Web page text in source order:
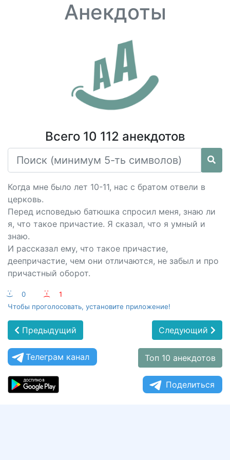
Анекдоты
Всего 10 112 анекдотов
Когда мне было лет 10-11, нас с братом отвели в
церковь.
Перед исповедью батюшка спросил меня, знаю ли
я, что такое причастие. Я сказал, что я умный и
знаю.
И рассказал ему, что такое причастие,
деепричастие, чем они отличаются, не забыл и про
причастный оборот.
:-) 0 :-(
1
Чтобы проголосовать, установите приложение!
Предыдущий Следующий
Телеграм канал Топ 10 анекдотов
Поделиться